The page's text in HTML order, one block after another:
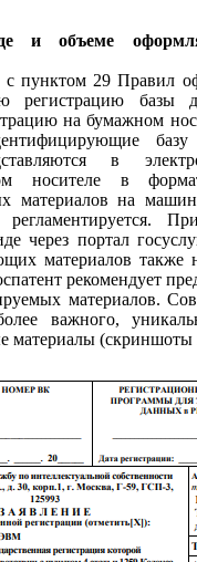
и объеме
с пунктом 29 Правил
регистрацию
на бумажном
в
носителе в
материалов на
через портал
материалов также
рекомендует
материалов.
важного,
материалы (скриншоты